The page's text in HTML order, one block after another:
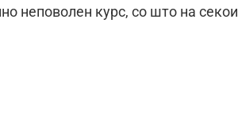
неповолен курс, со што на